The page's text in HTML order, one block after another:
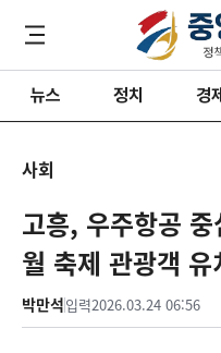
뉴스 정치 경제
사회
고흥, 우주항공
월 축제 관광객 유
박만석입력2026.03.24 06:56